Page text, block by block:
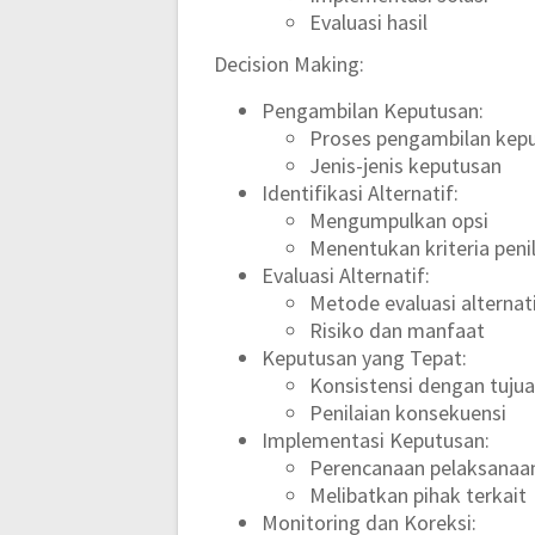
Evaluasi hasil
Decision Making:
Pengambilan Keputusan:
Proses pengambilan
Jenis-jenis keputusan
Identifikasi Alternatif:
Mengumpulkan opsi
Menentukan kriteria
Evaluasi Alternatif:
Metode evaluasi
Risiko dan manfaat
Keputusan yang Tepat:
Konsistensi dengan
Penilaian konsekuensi
Implementasi Keputusan:
Perencanaan
Melibatkan pihak terkait
Monitoring dan Koreksi: